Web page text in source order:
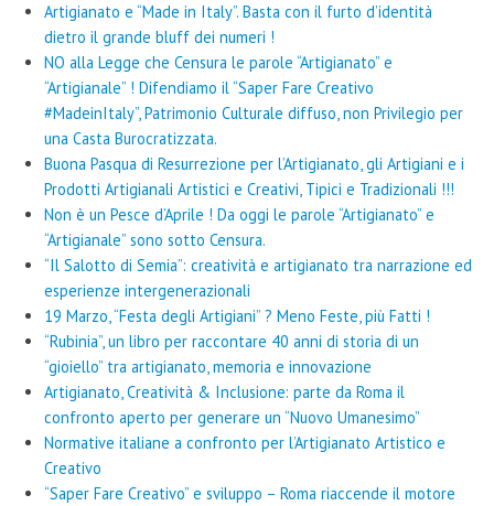
Artigianato e “Made in Italy”. Basta con il furto d’identità
dietro il grande bluff dei numeri !
NO alla Legge che Censura le parole “Artigianato” e
“Artigianale” ! Difendiamo il “Saper Fare Creativo
#MadeinItaly”, Patrimonio Culturale diffuso, non Privilegio per
una Casta Burocratizzata.
Buona Pasqua di Resurrezione per l’Artigianato, gli Artigiani e i
Prodotti Artigianali Artistici e Creativi, Tipici e Tradizionali !!!
Non è un Pesce d’Aprile ! Da oggi le parole “Artigianato” e
“Artigianale” sono sotto Censura.
“Il Salotto di Semia”: creatività e artigianato tra narrazione ed
esperienze intergenerazionali
19 Marzo, “Festa degli Artigiani” ? Meno Feste, più Fatti !
“Rubinia”, un libro per raccontare 40 anni di storia di un
“gioiello” tra artigianato, memoria e innovazione
Artigianato, Creatività & Inclusione: parte da Roma il
confronto aperto per generare un “Nuovo Umanesimo”
Normative italiane a confronto per l’Artigianato Artistico e
Creativo
“Saper Fare Creativo” e sviluppo – Roma riaccende il motore